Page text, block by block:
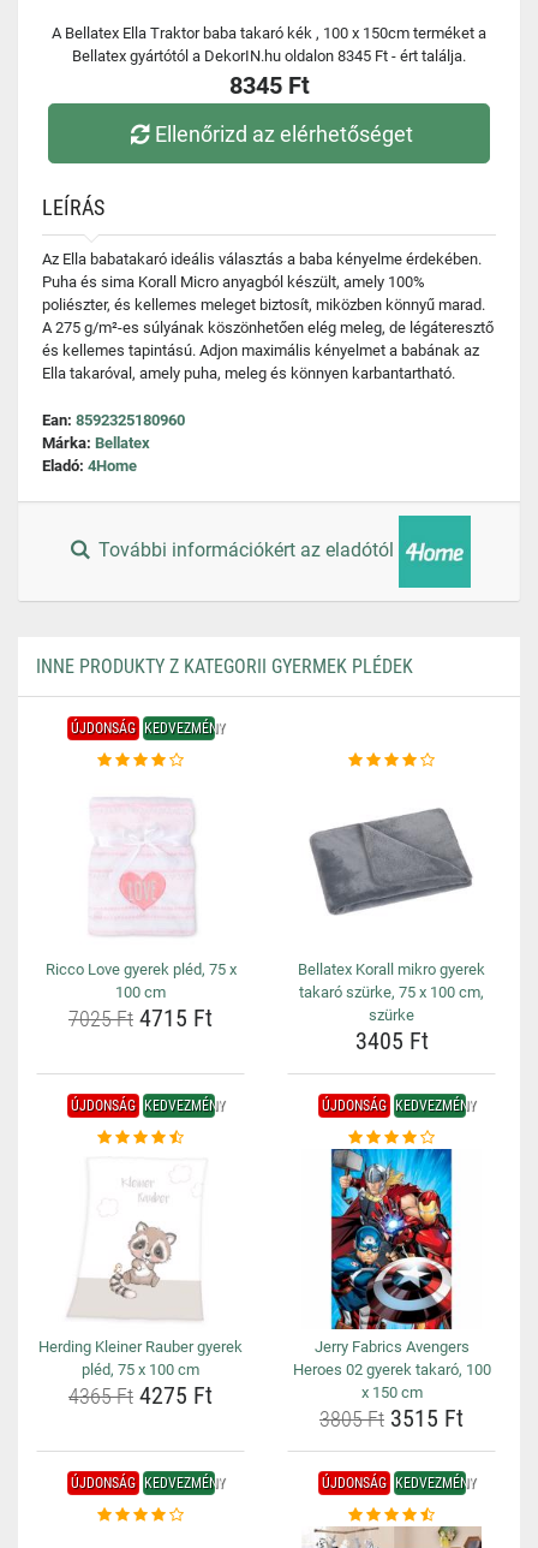
A Bellatex Ella Traktor baba takaró kék , 100 x 150cm terméket a
Bellatex gyártótól a DekorIN.hu oldalon 8345 Ft - ért találja.
8345 Ft
Ellenőrizd az elérhetőséget
LEÍRÁS
Az Ella babatakaró ideális választás a baba kényelme érdekében.
Puha és sima Korall Micro anyagból készült, amely 100%
poliészter, és kellemes meleget biztosít, miközben könnyű marad.
A 275 g/m²-es súlyának köszönhetően elég meleg, de légáteresztő
és kellemes tapintású. Adjon maximális kényelmet a babának az
Ella takaróval, amely puha, meleg és könnyen karbantartható.
Ean: 8592325180960
Márka: Bellatex
Eladó: 4Home
További információkért az eladótól
INNE PRODUKTY Z KATEGORII GYERMEK PLÉDEK
ÚJDONSÁG KEDVEZMÉNY
Ricco Love gyerek pléd, 75 x
100 cm
7025 Ft 4715 Ft
Bellatex Korall mikro gyerek
takaró szürke, 75 x 100 cm,
szürke
3405 Ft
ÚJDONSÁG KEDVEZMÉNY
Herding Kleiner Rauber gyerek
pléd, 75 x 100 cm
4365 Ft 4275 Ft
ÚJDONSÁG KEDVEZMÉNY
Jerry Fabrics Avengers
Heroes 02 gyerek takaró, 100
x 150 cm
3805 Ft 3515 Ft
ÚJDONSÁG KEDVEZMÉNY ÚJDONSÁG KEDVEZMÉNY